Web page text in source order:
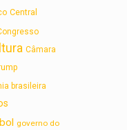
Central
Câmara
brasileira
governo do